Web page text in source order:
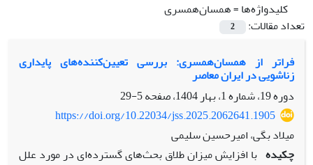
کلیدواژه‌ها =همسان‌همسری
تعداد مقالات:
2
فراتر از همسان‌همسری: بررسی تعیین‌کننده‌های پایداری
زناشویی در ایران معاصر
دوره 19، شماره 1، بهار 1404، صفحه
5-29
https://doi.org/10.22034/jss.2025.2062641.1905
میلاد بگی، امیرحسین سلیمی
چکیده با افزایش میزان طلاق بحث‌های گسترده‌ای در مورد علل